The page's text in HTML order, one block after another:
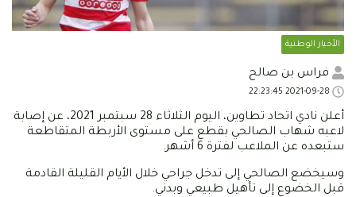
الأخبار الوطنية
فراس بن صالح
أعلن نادي اتحاد تطاوين، اليوم الثلاثاء 28 سبتمبر 2021، عن إصابة
لاعبه شهاب الصالحي بقطع على مستوى الأربطة المتقاطعة
ستبعده عن الملاعب لفترة 6 أشهر.
وسيخضع الصالحي إلى تدخل جراحي خلال الأيام القليلة القادمة
قبل الخضوع إلى تأهيل طبيعي وبدني.